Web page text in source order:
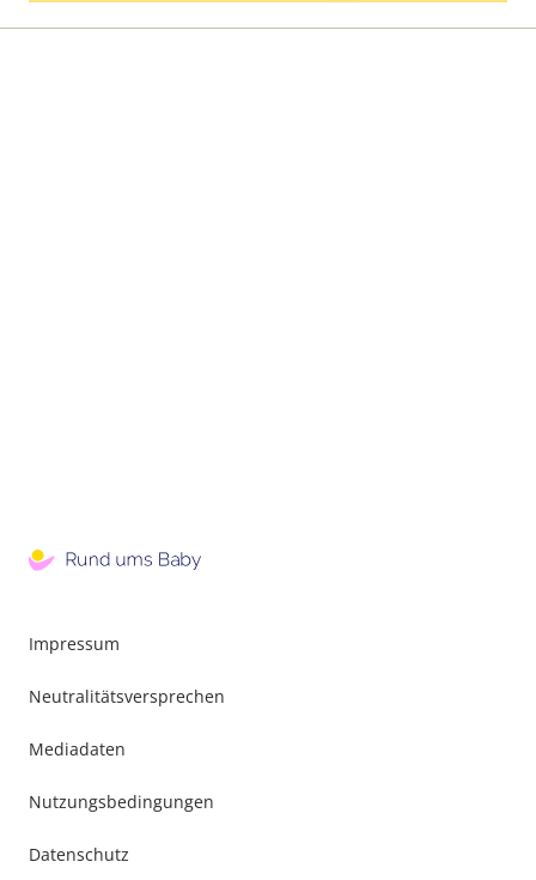
Impressum
Neutralitätsversprechen
Mediadaten
Nutzungsbedingungen
Datenschutz